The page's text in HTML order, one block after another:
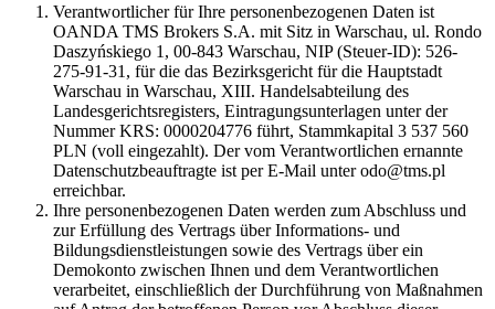
Verantwortlicher für Ihre personenbezogenen Daten ist
OANDA TMS Brokers S.A. mit Sitz in Warschau, ul. Rondo
Daszyńskiego 1, 00-843 Warschau, NIP (Steuer-ID): 526-
275-91-31, für die das Bezirksgericht für die Hauptstadt
Warschau in Warschau, XIII. Handelsabteilung des
Landesgerichtsregisters, Eintragungsunterlagen unter der
Nummer KRS: 0000204776 führt, Stammkapital 3 537 560
PLN (voll eingezahlt). Der vom Verantwortlichen ernannte
Datenschutzbeauftragte ist per E-Mail unter odo@tms.pl
erreichbar.
Ihre personenbezogenen Daten werden zum Abschluss und
zur Erfüllung des Vertrags über Informations- und
Bildungsdienstleistungen sowie des Vertrags über ein
Demokonto zwischen Ihnen und dem Verantwortlichen
verarbeitet, einschließlich der Durchführung von Maßnahmen